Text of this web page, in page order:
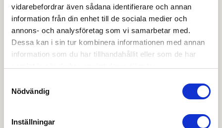
vidarebefordrar även sådana identifierare och annan
information från din enhet till de sociala medier och
annons- och analysföretag som vi samarbetar med.
Dessa kan i sin tur kombinera informationen med annan
information som du har tillhandahållit eller som de har
Nödvändig
Inställningar
EPD-deklaration
Monteringsanvisning